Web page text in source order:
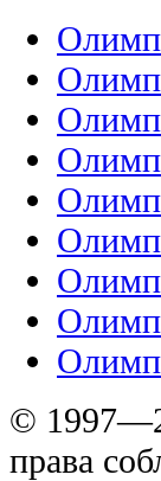
©
права